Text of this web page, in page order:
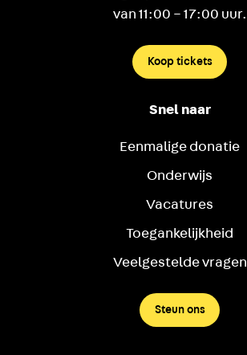
van 11:00 – 17:00 uur.
Koop tickets
Snel naar
Eenmalige donatie
Onderwijs
Vacatures
Toegankelijkheid
Veelgestelde vragen
Steun ons